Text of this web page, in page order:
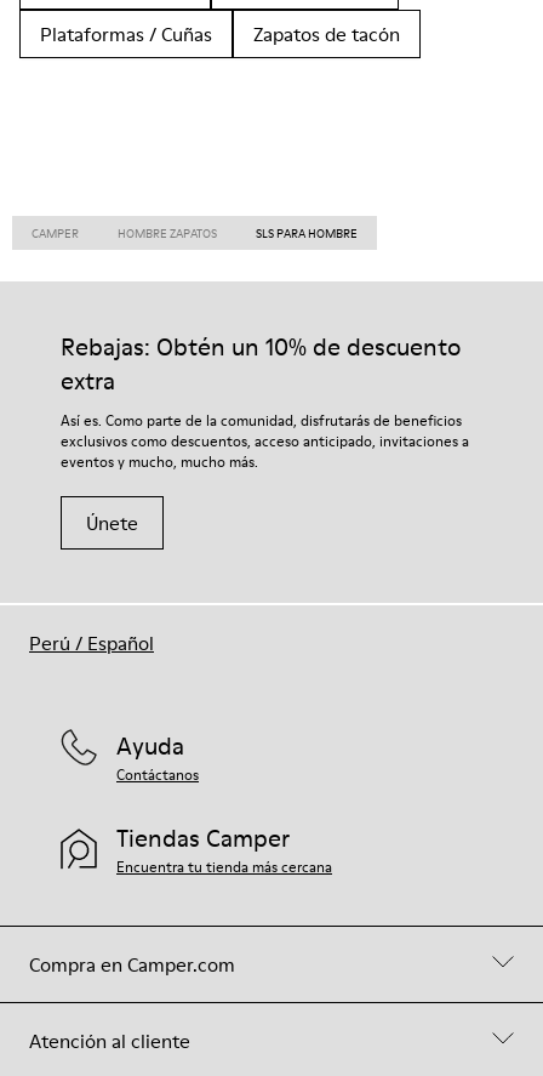
Plataformas / Cuñas
Zapatos de tacón
CAMPER HOMBRE ZAPATOS SLS PARA HOMBRE
Rebajas: Obtén un 10% de descuento
extra
Así es. Como parte de la comunidad, disfrutarás de beneficios
exclusivos como descuentos, acceso anticipado, invitaciones a
eventos y mucho, mucho más.
Únete
Compra en Camper.com
Atención al cliente
Ayuda
Contáctanos
Tiendas Camper
Encuentra tu tienda más cercana
Perú / Español